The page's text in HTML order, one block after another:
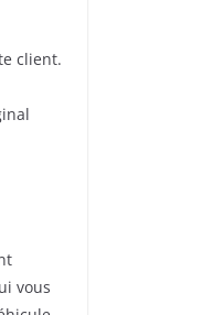
client.
vous